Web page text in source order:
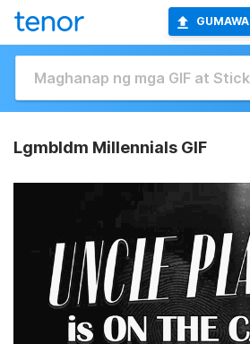
GUMAWA
Lgmbldm Millennials GIF